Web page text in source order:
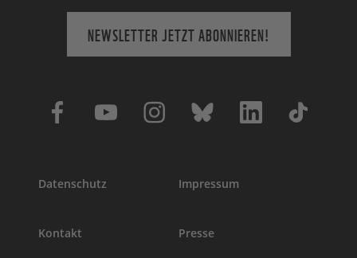
NEWSLETTER JETZT ABONNIEREN!
Datenschutz Impressum
Kontakt Presse